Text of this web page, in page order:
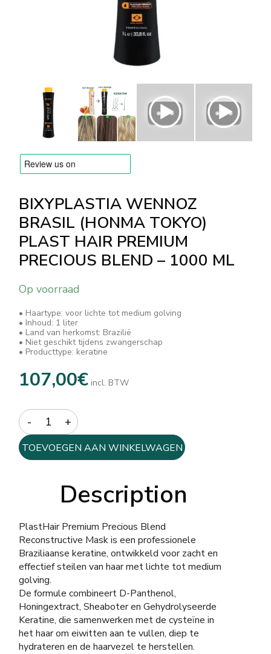
Veelgestelde vragen
Contacteer ons
Beoordelingen
BIXYPLASTIA WENNOZ
BRASIL (HONMA TOKYO)
PLAST HAIR PREMIUM
PRECIOUS BLEND – 1000 ML
Op voorraad
• Haartype: voor lichte tot medium golving
• Inhoud: 1 liter
• Land van herkomst: Brazilië
• Niet geschikt tijdens zwangerschap
• Producttype: keratine
107,00€ incl. BTW
Quantity
TOEVOEGEN AAN WINKELWAGEN
Description
PlastHair Premium Precious Blend
Reconstructive Mask is een professionele
Braziliaanse keratine, ontwikkeld voor zacht en
effectief steilen van haar met lichte tot medium
golving.
De formule combineert D-Panthenol,
Honingextract, Sheaboter en Gehydrolyseerde
Keratine, die samenwerken met de cysteïne in
het haar om eiwitten aan te vullen, diep te
hydrateren en de haarvezel te herstellen.